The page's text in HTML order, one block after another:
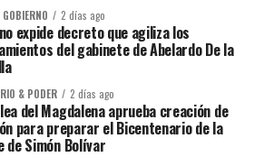
2 días ago
expide decreto que agiliza los
del gabinete de Abelardo De la
& PODER 2 días ago
del Magdalena aprueba creación de
para preparar el Bicentenario de la
de Simón Bolívar